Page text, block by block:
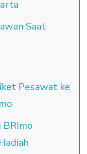
Saat
Pesawat ke